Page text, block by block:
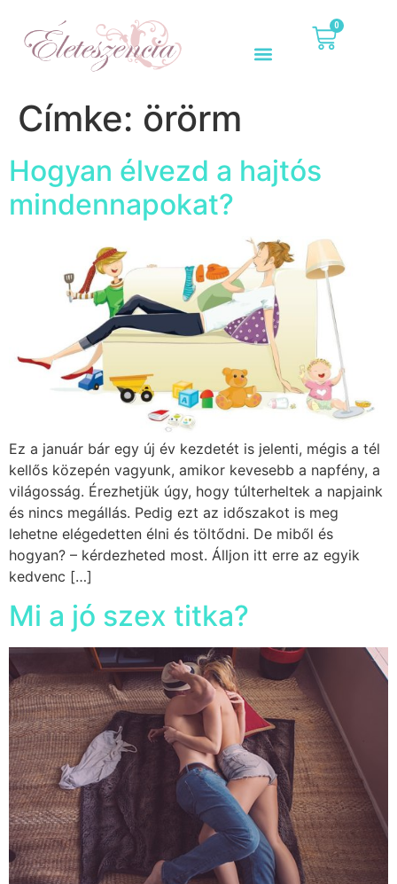
0
Címke: örörm
Hogyan élvezd a hajtós
mindennapokat?
Ez a január bár egy új év kezdetét is jelenti, mégis a tél
kellős közepén vagyunk, amikor kevesebb a napfény, a
világosság. Érezhetjük úgy, hogy túlterheltek a napjaink
és nincs megállás. Pedig ezt az időszakot is meg
lehetne elégedetten élni és töltődni. De miből és
hogyan? – kérdezheted most. Álljon itt erre az egyik
kedvenc […]
Mi a jó szex titka?